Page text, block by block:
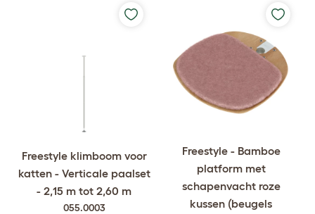
Freestyle klimboom voor
katten - Verticale paalset
- 2,15 m tot 2,60 m
055.0003
Freestyle - Bamboe
platform met
schapenvacht roze
kussen (beugels